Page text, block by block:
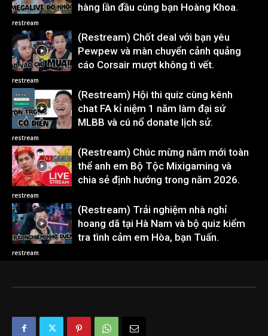
restream
hàng lần đầu cùng bạn Hoàng Khoa.
restream
(Restream) Chốt deal với bạn yêu
Pewpew và màn chuyển cảnh quảng
cáo Corsair mượt không tì vết.
restream
(Restream) Hội thi quiz cùng kênh
chat FA kỉ niệm 1 năm làm đại sứ
MLBB và cú nổ donate lịch sử.
restream
(Restream) Chúc mừng năm mới toàn
thể anh em Bộ Tộc Mixigaming và
chia sẻ định hướng trong năm 2026.
restream
(Restream) Trải nghiệm nhà nghỉ
hoang dã tại Hà Nam và bộ quiz kiểm
tra tình cảm em Hòa, bạn Tuấn.